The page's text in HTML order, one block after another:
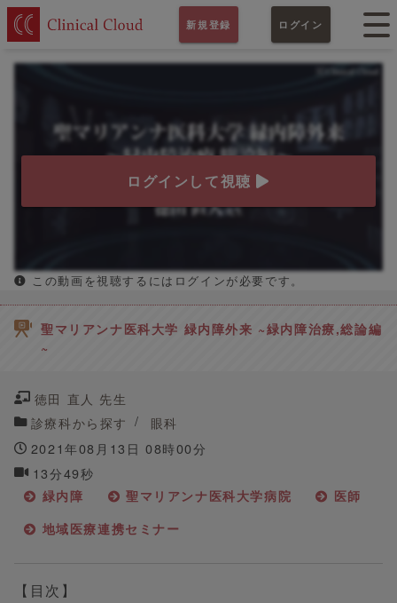
新規登録 ログイン
ログインして視聴
この動画を視聴するにはログインが必要です。
聖マリアンナ医科大学 緑内障外来 ~緑内障治療,総論編
~
徳田 直人 先生
診療科から探す
眼科
2021年08月13日 08時00分
13分49秒
緑内障 聖マリアンナ医科大学病院
医師
地域医療連携セミナー
【目次】